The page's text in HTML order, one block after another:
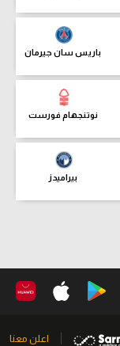
باريس سان جيرمان
نوتنجهام فورست
بيراميدز
اعلن معنا